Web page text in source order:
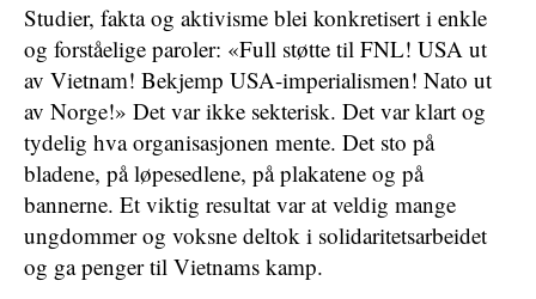
Studier, fakta og aktivisme blei konkretisert i enkle
og forståelige paroler: «Full støtte til FNL! USA ut
av Vietnam! Bekjemp USA-imperialismen! Nato ut
av Norge!» Det var ikke sekterisk. Det var klart og
tydelig hva organisasjonen mente. Det sto på
bladene, på løpesedlene, på plakatene og på
bannerne. Et viktig resultat var at veldig mange
ungdommer og voksne deltok i solidaritetsarbeidet
og ga penger til Vietnams kamp.